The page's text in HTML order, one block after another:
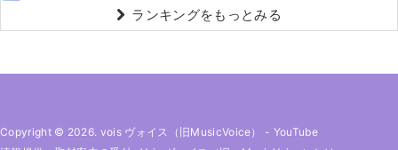
ランキングをもっとみる
Copyright © 2026. vois ヴォイス（旧MusicVoice） - YouTube